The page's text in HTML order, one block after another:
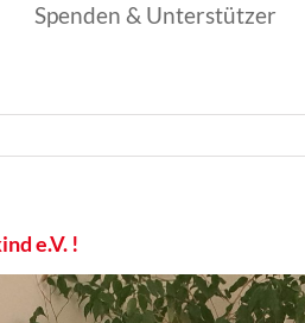
Spenden & Unterstützer
e.V. !